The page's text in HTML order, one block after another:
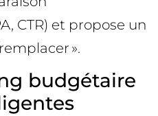
CTR) et propose un
».
budgétaire